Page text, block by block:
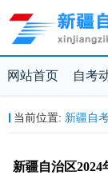
网站首页 自考
当前位置: 新疆自
新疆自治区